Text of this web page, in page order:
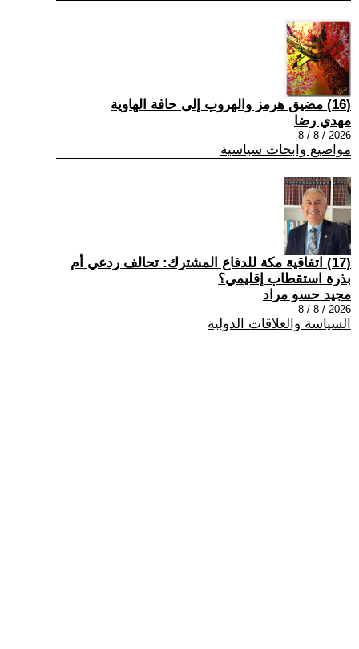
(16) مضيق هرمز والهروب إلى حافة الهاوية
مهدي رضا
2026 / 8 / 8
مواضيع وابحاث سياسية
(17) اتفاقية مكة للدفاع المشترك: تحالف ردعي أم
بذرة استقطاب إقليمي؟
مجيد حسو مراد
2026 / 8 / 8
السياسة والعلاقات الدولية